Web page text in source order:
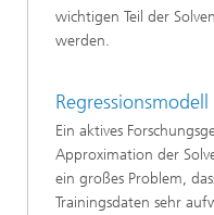
wichtigen Teil der
werden.
Ein aktives
Approximation der
ein großes Problem,
Trainingsdaten sehr